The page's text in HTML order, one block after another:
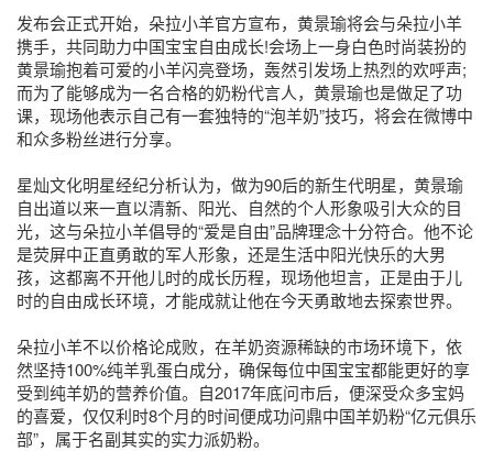
发布会正式开始，朵拉小羊官方宣布，黄景瑜将会与朵拉小羊
携手，共同助力中国宝宝自由成长!会场上一身白色时尚装扮的
黄景瑜抱着可爱的小羊闪亮登场，轰然引发场上热烈的欢呼声;
而为了能够成为一名合格的奶粉代言人，黄景瑜也是做足了功
课，现场他表示自己有一套独特的“泡羊奶”技巧，将会在微博中
和众多粉丝进行分享。
星灿文化明星经纪分析认为，做为90后的新生代明星，黄景瑜
自出道以来一直以清新、阳光、自然的个人形象吸引大众的目
光，这与朵拉小羊倡导的“爱是自由”品牌理念十分符合。他不论
是荧屏中正直勇敢的军人形象，还是生活中阳光快乐的大男
孩，这都离不开他儿时的成长历程，现场他坦言，正是由于儿
时的自由成长环境，才能成就让他在今天勇敢地去探索世界。
朵拉小羊不以价格论成败，在羊奶资源稀缺的市场环境下，依
然坚持100%纯羊乳蛋白成分，确保每位中国宝宝都能更好的享
受到纯羊奶的营养价值。自2017年底问市后，便深受众多宝妈
的喜爱，仅仅利时8个月的时间便成功问鼎中国羊奶粉“亿元俱乐
部”，属于名副其实的实力派奶粉。